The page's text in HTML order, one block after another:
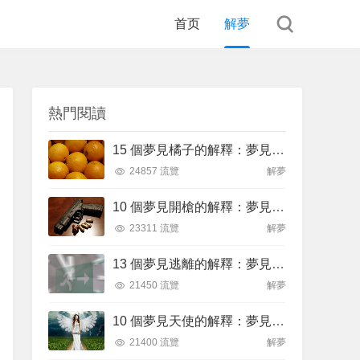
首页 解夢
熱門閱讀
15 個夢見橘子的解釋：夢見摘橘子、夢見送橘子
24857 流覽 解夢
10 個夢見開槍的解釋：夢見被槍擊 、夢見被槍威脅
23311 流覽 解夢
13 個夢見逃離的解釋：夢見飛翔逃跑、夢見逃離火焰
21450 流覽 解夢
10 個夢見天使的解釋：夢見黑天使、夢見黑暗天使
21400 流覽 解夢